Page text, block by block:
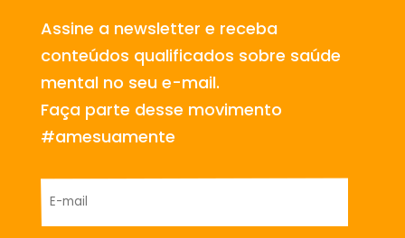
Assine a newsletter e receba
conteúdos qualificados sobre saúde
mental no seu e-mail.
Faça parte desse movimento
#amesuamente